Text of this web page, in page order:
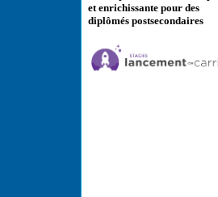
et enrichissante pour des
diplômés postsecondaires